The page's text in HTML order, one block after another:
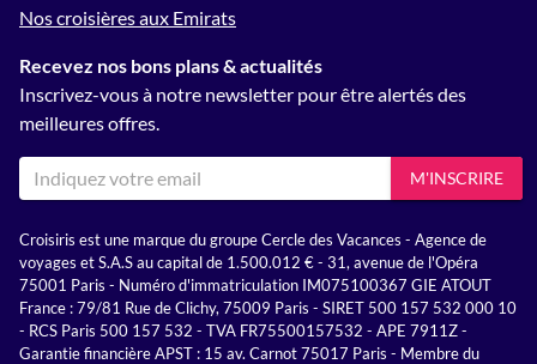
Nos croisières aux Emirats
Recevez nos bons plans & actualités
Inscrivez-vous à notre newsletter pour être alertés des
meilleures offres.
M'INSCRIRE
Croisiris est une marque du groupe Cercle des Vacances - Agence de
voyages et S.A.S au capital de 1.500.012 € - 31, avenue de l'Opéra
75001 Paris - Numéro d'immatriculation IM075100367 GIE ATOUT
France : 79/81 Rue de Clichy, 75009 Paris - SIRET 500 157 532 000 10
- RCS Paris 500 157 532 - TVA FR75500157532 - APE 7911Z -
Garantie financière APST : 15 av. Carnot 75017 Paris - Membre du